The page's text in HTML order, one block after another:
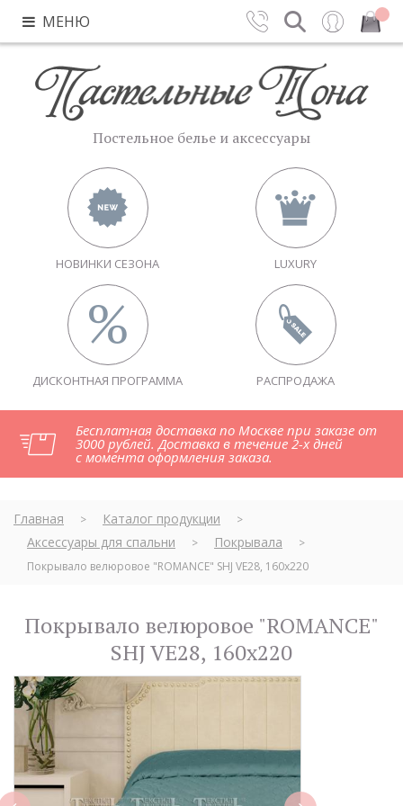
МЕНЮ Вход Закрыть
Постельное белье и аксессуары
НОВИНКИ СЕЗОНА LUXURY
ДИСКОНТНАЯ ПРОГРАММА РАСПРОДАЖА
Бесплатная доставка по Москве при заказе от
3000 рублей. Доставка в течение 2-х дней
с момента оформления заказа.
Главная > Каталог продукции >
Аксессуары для спальни > Покрывала
>
Покрывало велюровое "ROMANCE" SHJ VE28, 160х220
Покрывало велюровое "ROMANCE"
SHJ VE28, 160х220
next